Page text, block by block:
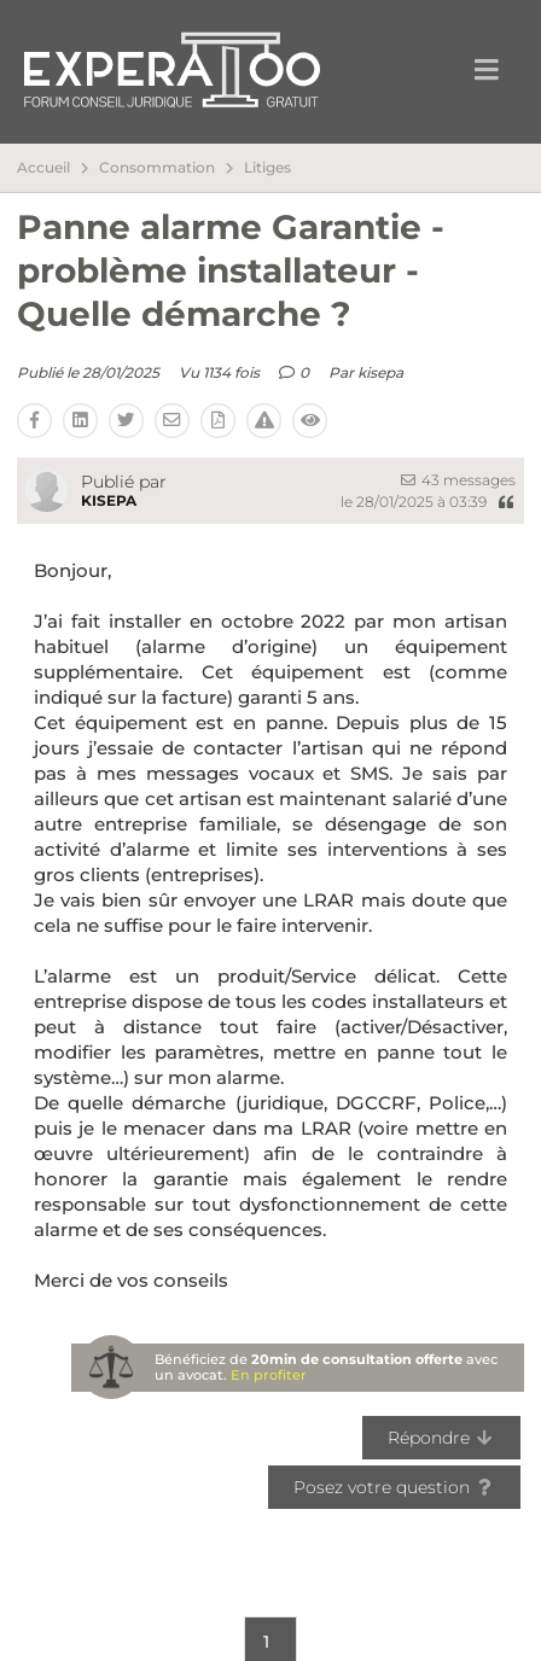
Accueil Consommation Litiges
Panne alarme Garantie -
problème installateur -
Quelle démarche ?
Publié le 28/01/2025 Vu 1134 fois 0 Par kisepa
Publié par
KISEPA
43 messages
le 28/01/2025 à 03:39
Bonjour,
J’ai fait installer en octobre 2022 par mon artisan
habituel (alarme d’origine) un équipement
supplémentaire. Cet équipement est (comme
indiqué sur la facture) garanti 5 ans.
Cet équipement est en panne. Depuis plus de 15
jours j’essaie de contacter l’artisan qui ne répond
pas à mes messages vocaux et SMS. Je sais par
ailleurs que cet artisan est maintenant salarié d’une
autre entreprise familiale, se désengage de son
activité d’alarme et limite ses interventions à ses
gros clients (entreprises).
Je vais bien sûr envoyer une LRAR mais doute que
cela ne suffise pour le faire intervenir.
L’alarme est un produit/Service délicat. Cette
entreprise dispose de tous les codes installateurs et
peut à distance tout faire (activer/Désactiver,
modifier les paramètres, mettre en panne tout le
système…) sur mon alarme.
De quelle démarche (juridique, DGCCRF, Police,…)
puis je le menacer dans ma LRAR (voire mettre en
œuvre ultérieurement) afin de le contraindre à
honorer la garantie mais également le rendre
responsable sur tout dysfonctionnement de cette
alarme et de ses conséquences.
Merci de vos conseils
Bénéficiez de20min de consultation offerte avec
un avocat. En profiter
Répondre
Posez votre question
1